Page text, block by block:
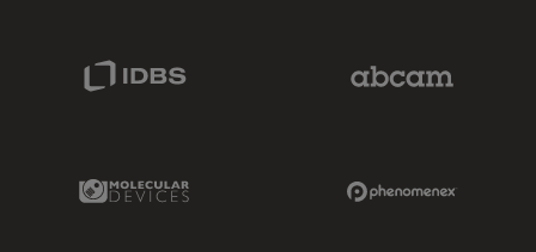
Molecular Devices Link